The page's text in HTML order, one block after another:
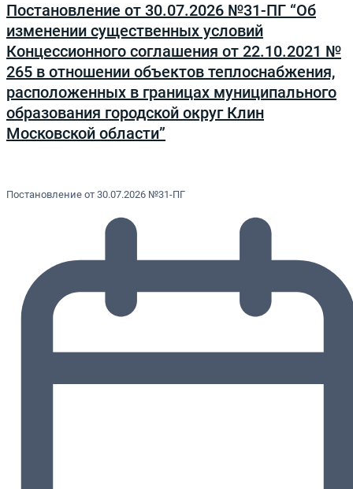
Постановление от 30.07.2026 №31-ПГ “Об
изменении существенных условий
Концессионного соглашения от 22.10.2021 №
265 в отношении объектов теплоснабжения,
расположенных в границах муниципального
образования городской округ Клин
Московской области”
Постановление от 30.07.2026 №31-ПГ